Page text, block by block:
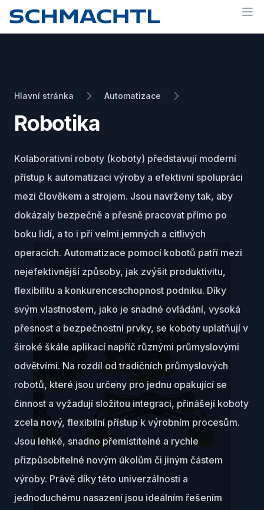
Hlavní stránka Automatizace
Robotika
Kolaborativní roboty (koboty) představují moderní
přístup k automatizaci výroby a efektivní spolupráci
mezi člověkem a strojem. Jsou navrženy tak, aby
dokázaly bezpečně a přesně pracovat přímo po
boku lidí, a to i při velmi jemných a citlivých
operacích. Automatizace pomocí kobotů patří mezi
nejefektivnější způsoby, jak zvýšit produktivitu,
flexibilitu a konkurenceschopnost podniku. Díky
svým vlastnostem, jako je snadné ovládání, vysoká
přesnost a bezpečnostní prvky, se koboty uplatňují v
široké škále aplikací napříč různými průmyslovými
odvětvími. Na rozdíl od tradičních průmyslových
robotů, které jsou určeny pro jednu opakující se
činnost a vyžadují složitou integraci, přinášejí koboty
zcela nový, flexibilní přístup k výrobním procesům.
Jsou lehké, snadno přemístitelné a rychle
přizpůsobitelné novým úkolům či jiným částem
výroby. Právě díky této univerzálnosti a
jednoduchému nasazení jsou ideálním řešením